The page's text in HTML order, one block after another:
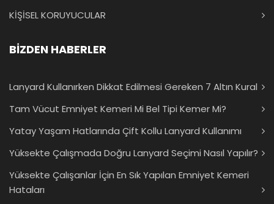
KİŞİSEL KORUYUCULAR
BİZDEN HABERLER
Lanyard Kullanırken Dikkat Edilmesi Gereken 7 Altın Kural
Tam Vücut Emniyet Kemeri Mi Bel Tipi Kemer Mi?
Yatay Yaşam Hatlarında Çift Kollu Lanyard Kullanımı
Yüksekte Çalışmada Doğru Lanyard Seçimi Nasıl Yapılır?
Yüksekte Çalışanlar İçin En Sık Yapılan Emniyet Kemeri
Hataları